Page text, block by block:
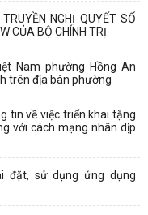
NGHỊ QUYẾT SỐ
CỦA BỘ CHÍNH TRỊ.
Nam phường Hồng An
trên địa bàn phường
tin về việc triển khai tặng
với cách mạng nhân dịp
đặt, sử dụng ứng dụng